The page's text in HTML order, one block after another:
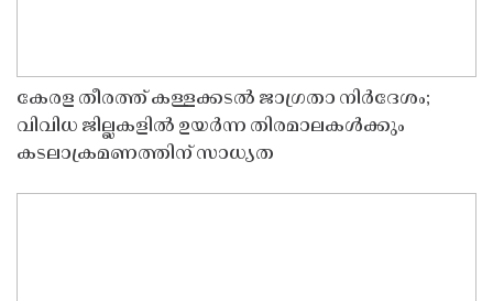
കേരള തീരത്ത് കള്ളക്കടൽ ജാഗ്രതാ നിർദേശം;
വിവിധ ജില്ലകളിൽ ഉയർന്ന തിരമാലകൾക്കും
കടലാക്രമണത്തിന് സാധ്യത